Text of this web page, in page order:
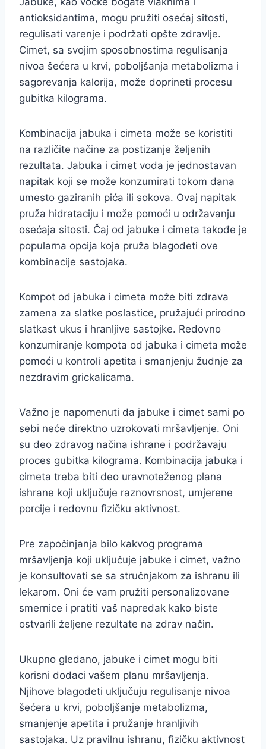
antioksidantima, mogu pružiti osećaj sitosti,
regulisati varenje i podržati opšte zdravlje.
Cimet, sa svojim sposobnostima regulisanja
nivoa šećera u krvi, poboljšanja metabolizma i
sagorevanja kalorija, može doprineti procesu
gubitka kilograma.
Kombinacija jabuka i cimeta može se koristiti
na različite načine za postizanje željenih
rezultata. Jabuka i cimet voda je jednostavan
napitak koji se može konzumirati tokom dana
umesto gaziranih pića ili sokova. Ovaj napitak
pruža hidrataciju i može pomoći u održavanju
osećaja sitosti. Čaj od jabuke i cimeta takođe je
popularna opcija koja pruža blagodeti ove
kombinacije sastojaka.
Kompot od jabuka i cimeta može biti zdrava
zamena za slatke poslastice, pružajući prirodno
slatkast ukus i hranljive sastojke. Redovno
konzumiranje kompota od jabuka i cimeta može
pomoći u kontroli apetita i smanjenju žudnje za
nezdravim grickalicama.
Važno je napomenuti da jabuke i cimet sami po
sebi neće direktno uzrokovati mršavljenje. Oni
su deo zdravog načina ishrane i podržavaju
proces gubitka kilograma. Kombinacija jabuka i
cimeta treba biti deo uravnoteženog plana
ishrane koji uključuje raznovrsnost, umjerene
porcije i redovnu fizičku aktivnost.
Pre započinjanja bilo kakvog programa
mršavljenja koji uključuje jabuke i cimet, važno
je konsultovati se sa stručnjakom za ishranu ili
lekarom. Oni će vam pružiti personalizovane
smernice i pratiti vaš napredak kako biste
ostvarili željene rezultate na zdrav način.
Ukupno gledano, jabuke i cimet mogu biti
korisni dodaci vašem planu mršavljenja.
Njihove blagodeti uključuju regulisanje nivoa
šećera u krvi, poboljšanje metabolizma,
smanjenje apetita i pružanje hranljivih
sastojaka. Uz pravilnu ishranu, fizičku aktivnost